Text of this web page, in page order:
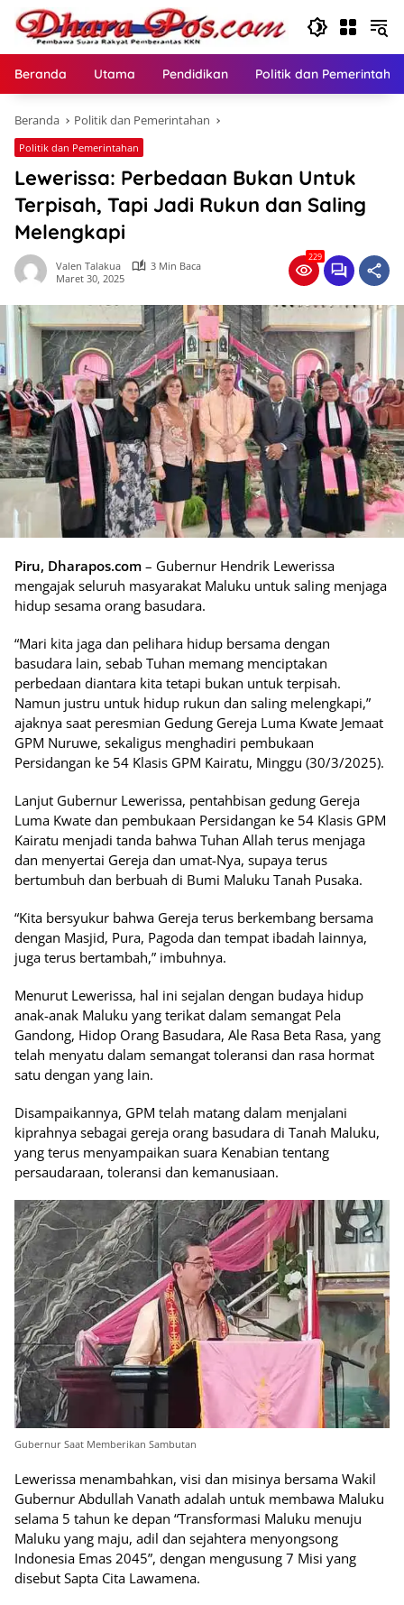
Langsung
konten
Beranda Utama Pendidikan Politik dan
Beranda Politik dan Pemerintahan
Politik dan Pemerintahan
Lewerissa: Perbedaan Bukan Untuk
Terpisah, Tapi Jadi Rukun dan Saling
Melengkapi
Valen Talakua
3 Min Baca
Maret 30, 2025
229
Piru, Dharapos.com – Gubernur Hendrik Lewerissa
mengajak seluruh masyarakat Maluku untuk saling menjaga
hidup sesama orang basudara.
“Mari kita jaga dan pelihara hidup bersama dengan
basudara lain, sebab Tuhan memang menciptakan
perbedaan diantara kita tetapi bukan untuk terpisah.
Namun justru untuk hidup rukun dan saling melengkapi,”
ajaknya saat peresmian Gedung Gereja Luma Kwate Jemaat
GPM Nuruwe, sekaligus menghadiri pembukaan
Persidangan ke 54 Klasis GPM Kairatu, Minggu (30/3/2025).
Lanjut Gubernur Lewerissa, pentahbisan gedung Gereja
Luma Kwate dan pembukaan Persidangan ke 54 Klasis GPM
Kairatu menjadi tanda bahwa Tuhan Allah terus menjaga
dan menyertai Gereja dan umat-Nya, supaya terus
bertumbuh dan berbuah di Bumi Maluku Tanah Pusaka.
“Kita bersyukur bahwa Gereja terus berkembang bersama
dengan Masjid, Pura, Pagoda dan tempat ibadah lainnya,
juga terus bertambah,” imbuhnya.
Menurut Lewerissa, hal ini sejalan dengan budaya hidup
anak-anak Maluku yang terikat dalam semangat Pela
Gandong, Hidop Orang Basudara, Ale Rasa Beta Rasa, yang
telah menyatu dalam semangat toleransi dan rasa hormat
satu dengan yang lain.
Disampaikannya, GPM telah matang dalam menjalani
kiprahnya sebagai gereja orang basudara di Tanah Maluku,
yang terus menyampaikan suara Kenabian tentang
persaudaraan, toleransi dan kemanusiaan.
Gubernur Saat Memberikan Sambutan
Lewerissa menambahkan, visi dan misinya bersama Wakil
Gubernur Abdullah Vanath adalah untuk membawa Maluku
selama 5 tahun ke depan “Transformasi Maluku menuju
Maluku yang maju, adil dan sejahtera menyongsong
Indonesia Emas 2045”, dengan mengusung 7 Misi yang
disebut Sapta Cita Lawamena.